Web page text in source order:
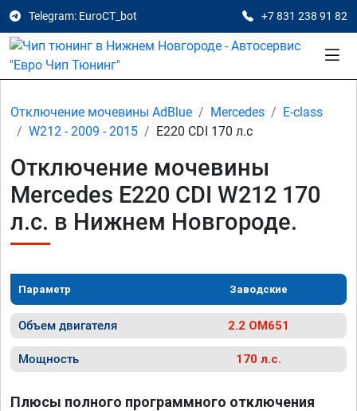
Telegram: EuroCT_bot +7 831 238 91 82
Отключение мочевины AdBlue Mercedes
E-class
W212 - 2009 - 2015
E220 CDI 170 л.с
Отключение мочевины
Mercedes E220 CDI W212 170
л.с. в Нижнем Новгороде.
Параметр Заводские
Объем двигателя 2.2 OM651
Мощность 170 л.с.
Плюсы полного программного отключения